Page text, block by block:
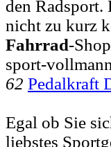
den Radsport.
nicht zu kurz
Fahrrad-Shop
sport-
62 Pedalkraft
Egal ob Sie
liebstes